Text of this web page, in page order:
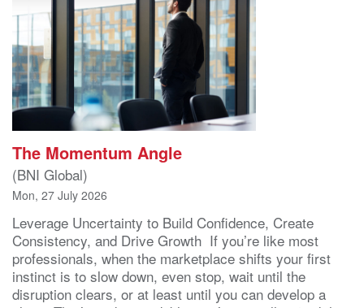
The Momentum Angle
(BNI Global)
Mon, 27 July 2026
Leverage Uncertainty to Build Confidence, Create
Consistency, and Drive Growth If you’re like most
professionals, when the marketplace shifts your first
instinct is to slow down, even stop, wait until the
disruption clears, or at least until you can develop a